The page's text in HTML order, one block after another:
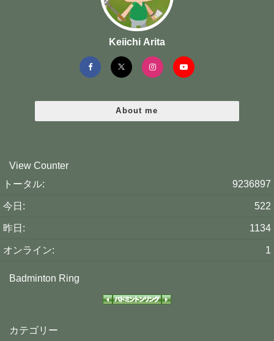
Keiichi Arita
About me
View Counter
9236897
トータル:
522
今日:
1134
昨日:
1
オンライン:
Badminton Ring
カテゴリー